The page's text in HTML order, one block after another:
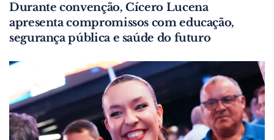
Durante convenção, Cícero Lucena
apresenta compromissos com educação,
segurança pública e saúde do futuro